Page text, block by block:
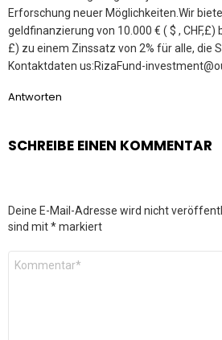
Erforschung neuer Möglichkeiten.Wir
geldfinanzierung von 10.000 € ( $ , CHF,£)
£) zu einem Zinssatz von 2% für alle, die
Kontaktdaten us:RizaFund-
Antworten
SCHREIBE EINEN KOMMENTAR
Deine E-Mail-Adresse wird nicht
sind mit*markiert
Kommentar